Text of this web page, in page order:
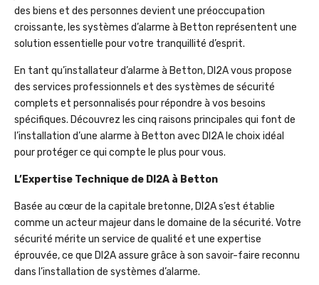
des biens et des personnes devient une préoccupation
croissante, les systèmes d’alarme à Betton représentent une
solution essentielle pour votre tranquillité d’esprit.
En tant qu’installateur d’alarme à Betton, DI2A vous propose
des services professionnels et des systèmes de sécurité
complets et personnalisés pour répondre à vos besoins
spécifiques. Découvrez les cinq raisons principales qui font de
l’installation d’une alarme à Betton avec DI2A le choix idéal
pour protéger ce qui compte le plus pour vous.
L’Expertise Technique de DI2A à Betton
Basée au cœur de la capitale bretonne, DI2A s’est établie
comme un acteur majeur dans le domaine de la sécurité. Votre
sécurité mérite un service de qualité et une expertise
éprouvée, ce que DI2A assure grâce à son savoir-faire reconnu
dans l’installation de systèmes d’alarme.